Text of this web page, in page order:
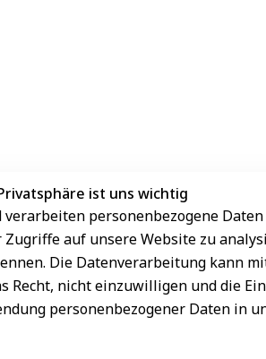
ist uns wichtig
personenbezogene
auf unsere Website zu
Die Datenverarbeitung kann
nicht einzuwilligen und die
personenbezogener Daten in
Sichere Zahlungsarten
Schneller Versand